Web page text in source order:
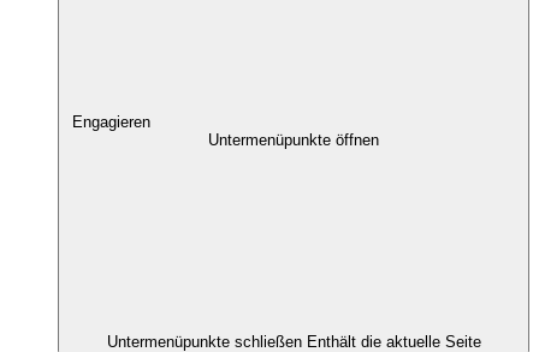
Engagieren
Untermenüpunkte öffnen
Untermenüpunkte schließen Enthält die aktuelle Seite